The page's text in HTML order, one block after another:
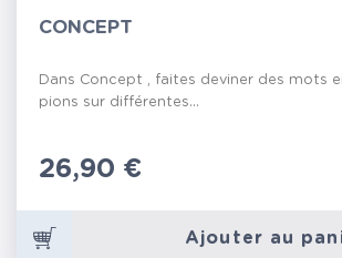
CONCEPT
Dans Concept , faites deviner des mots
pions sur différentes...
Prix
26,90 €
Ajouter au